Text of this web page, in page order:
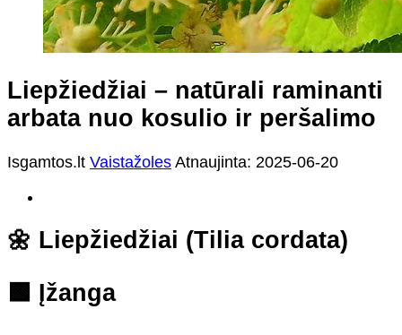
Liepžiedžiai – natūrali raminanti
arbata nuo kosulio ir peršalimo
Isgamtos.lt Vaistažoles Atnaujinta: 2025-06-20
🌼 Liepžiedžiai (Tilia cordata)
🟩 Įžanga